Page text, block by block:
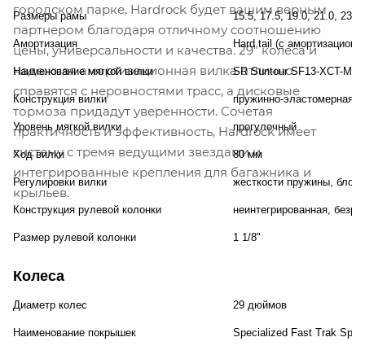
городском парке, Hardrock будет вашим верным
партнером благодаря отличному соотношению
цены, универсальности и качества. 29" колеса и
надежная амортизационная вилка отлично
справятся с неровностями трасс, а дисковые
тормоза придадут уверенности. Сочетая
практичность и эффективность, Hardrock имеет
систему с тремя ведущими звездами и
интегрированные крепления для багажника и
крыльев.
Размеры рамы 15.5, 17.5, 19.0, 21.0,
Амортизация Hard tail (с
Наименование мягкой вилки SR Suntour SF13-XCT-
Конструкция вилки пружинно-эластомерная
Уровень мягкой вилки прогулочный
Ход вилки 80 мм
Регулировки вилки жесткости пружины,
Конструкция рулевой колонки неинтегрированная,
Размер рулевой колонки 1 1/8"
Колеса
Диаметр колес 29 дюймов
Наименование покрышек Specialized Fast Trak